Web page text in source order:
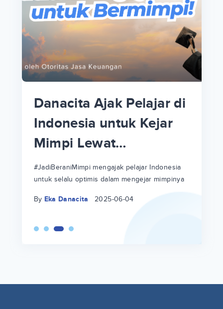
Danacita Ajak Pelajar di
Indonesia untuk Kejar
Mimpi Lewat
#JadiBeraniMimpi
#JadiBeraniMimpi mengajak pelajar Indonesia
untuk selalu optimis dalam mengejar mimpinya
By Eka Danacita 2025-06-04